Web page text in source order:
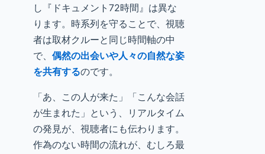
し『ドキュメント72時間』は異な
ります。時系列を守ることで、視聴
者は取材クルーと同じ時間軸の中
で、 偶然の出会いや人々の自然な姿
を共有するのです。
「あ、この人が来た」「こんな会話
が生まれた」という、リアルタイム
の発見が、視聴者にも伝わります。
作為のない時間の流れが、むしろ最